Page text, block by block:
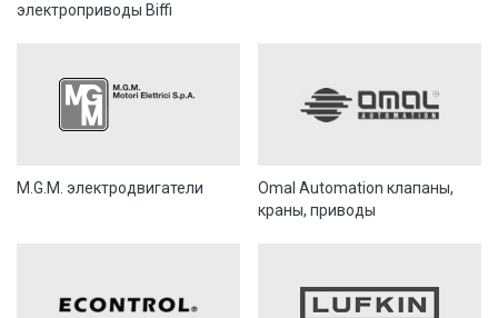
электроприводы Biffi
M.G.M. электродвигатели
Omal Automation клапаны,
краны, приводы